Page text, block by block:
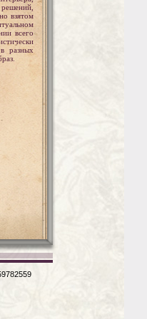
взятом
всего
разных